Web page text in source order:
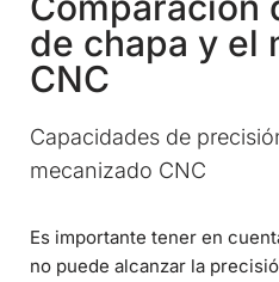
de chapa y el
CNC
Capacidades de
mecanizado CNC
Es importante tener en
no puede alcanzar la